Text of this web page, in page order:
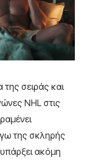
της σειράς και
NHL στις
της σκληρής
ακόμη